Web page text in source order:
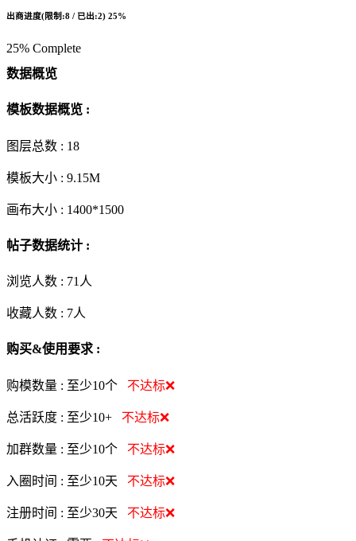
出商进度(限制:8 / 已出:2) 25%
25% Complete
数据概览
模板数据概览 :
图层总数 : 18
模板大小 : 9.15M
画布大小 : 1400*1500
帖子数据统计 :
浏览人数 : 71人
收藏人数 : 7人
购买&使用要求 :
购模数量 : 至少10个 不达标❌
总活跃度 : 至少10+ 不达标❌
加群数量 : 至少10个 不达标❌
入圈时间 : 至少10天 不达标❌
注册时间 : 至少30天 不达标❌